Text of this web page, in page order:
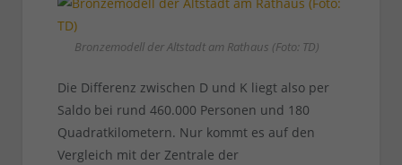
Bronzemodell der Altstadt am Rathaus (Foto: TD)
Die Differenz zwischen D und K liegt also per
Saldo bei rund 460.000 Personen und 180
Quadratkilometern. Nur kommt es auf den
Vergleich mit der Zentrale der